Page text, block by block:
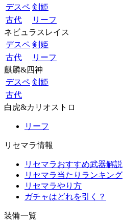
デスペ 剣姫
古代
リーフ
ネビュラスレイス
デスペ 剣姫
古代
リーフ
麒麟&四神
デスペ 剣姫
古代
白虎&カリオストロ
リーフ
リセマラ情報
リセマラおすすめ武器解説
リセマラ当たりランキング
リセマラやり方
ガチャはどれを引く？
装備一覧